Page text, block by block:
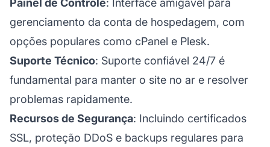
Painel de Controle: Interface amigável para
gerenciamento da conta de hospedagem, com
opções populares como cPanel e Plesk.
Suporte Técnico: Suporte confiável 24/7 é
fundamental para manter o site no ar e resolver
problemas rapidamente.
Recursos de Segurança: Incluindo certificados
SSL, proteção DDoS e backups regulares para